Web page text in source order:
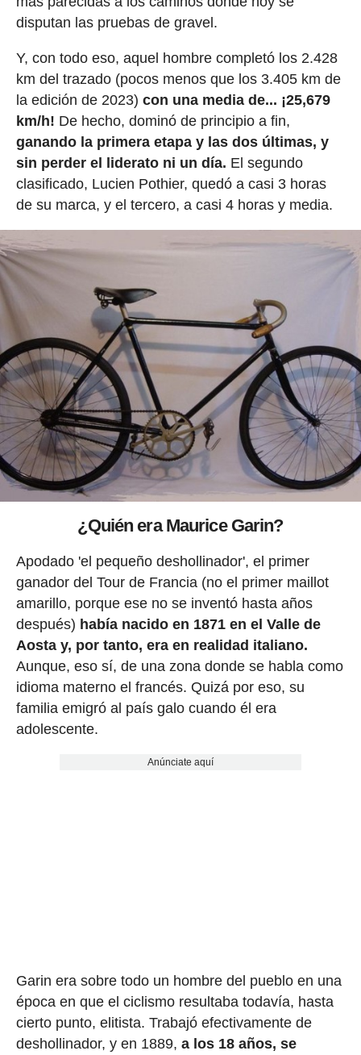
disputan las pruebas de gravel.
Y, con todo eso, aquel hombre completó los 2.428
km del trazado (pocos menos que los 3.405 km de
la edición de 2023) con una media de... ¡25,679
km/h! De hecho, dominó de principio a fin,
ganando la primera etapa y las dos últimas, y
sin perder el liderato ni un día. El segundo
clasificado, Lucien Pothier, quedó a casi 3 horas
de su marca, y el tercero, a casi 4 horas y media.
¿Quién era Maurice Garin?
Apodado 'el pequeño deshollinador', el primer
ganador del Tour de Francia (no el primer maillot
amarillo, porque ese no se inventó hasta años
después) había nacido en 1871 en el Valle de
Aosta y, por tanto, era en realidad italiano.
Aunque, eso sí, de una zona donde se habla como
idioma materno el francés. Quizá por eso, su
familia emigró al país galo cuando él era
adolescente.
Anúnciate aquí
Garin era sobre todo un hombre del pueblo en una
época en que el ciclismo resultaba todavía, hasta
cierto punto, elitista. Trabajó efectivamente de
deshollinador, y en 1889, a los 18 años, se